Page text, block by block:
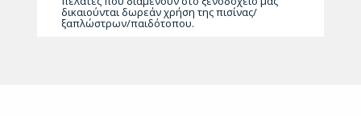
δικαιούνται δωρεάν χρήση της πισίνας/
ξαπλώστρων/παιδότοπου.